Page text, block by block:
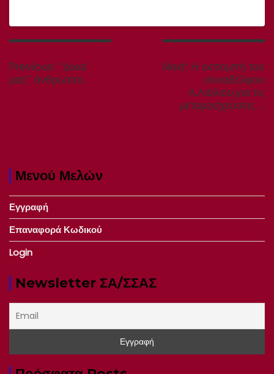
Πλοήγηση
Previous: Previous
post:
“Δικοί
μας” άνθρωποι…
Next: Next
post:
Η εκπομπή του
συναδέλφου
Α.Λιόλιου,για τις
μεταμοσχεύσεις …
Μενού Μελών
Εγγραφή
Επαναφορά Κωδικού
Login
Newsletter ΣΑ/ΣΣΑΣ